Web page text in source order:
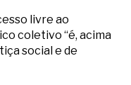
livre ao
coletivo “é, acima
social e de